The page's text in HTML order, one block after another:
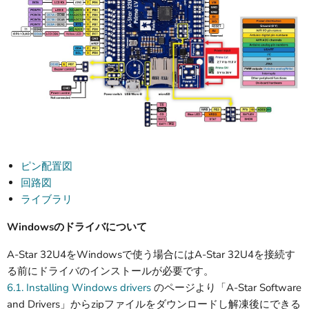
ピン配置図
回路図
ライブラリ
Windowsのドライバについて
A-Star 32U4をWindowsで使う場合にはA-Star 32U4を接続す
る前にドライバのインストールが必要です。
6.1. Installing Windows drivers のページより「A-Star Software
and Drivers」からzipファイルをダウンロードし解凍後にできる